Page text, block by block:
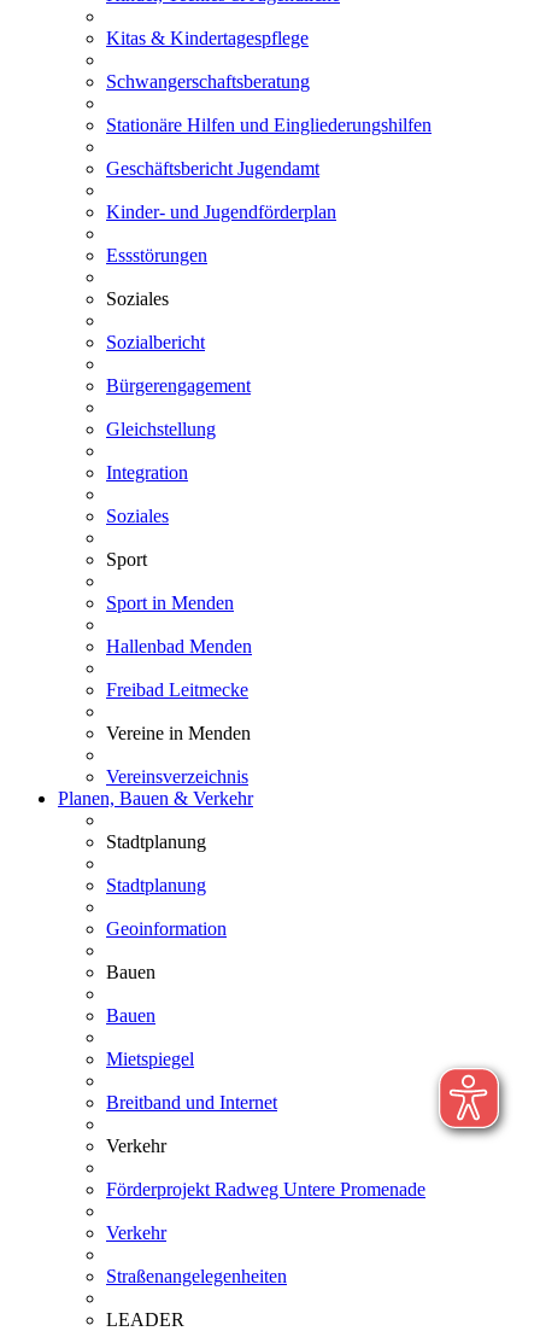
Kitas & Kindertagespflege
Schwangerschaftsberatung
Stationäre Hilfen und Eingliederungshilfen
Geschäftsbericht Jugendamt
Kinder- und Jugendförderplan
Essstörungen
Soziales
Sozialbericht
Bürgerengagement
Gleichstellung
Integration
Soziales
Sport
Sport in Menden
Hallenbad Menden
Freibad Leitmecke
Vereine in Menden
Vereinsverzeichnis
Planen, Bauen & Verkehr
Stadtplanung
Stadtplanung
Geoinformation
Bauen
Bauen
Mietspiegel
Breitband und Internet
Verkehr
Förderprojekt Radweg Untere Promenade
Verkehr
Straßenangelegenheiten
LEADER